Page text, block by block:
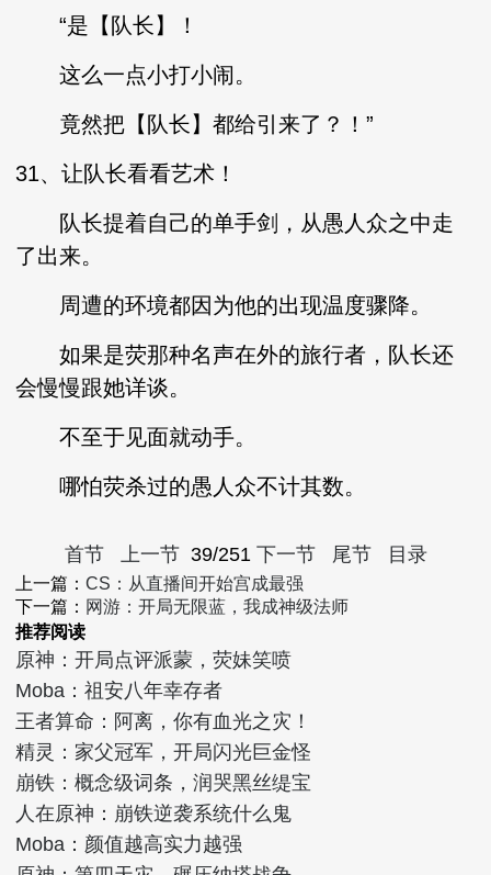
“是【队长】！
这么一点小打小闹。
竟然把【队长】都给引来了？！”
31、让队长看看艺术！
队长提着自己的单手剑，从愚人众之中走
了出来。
周遭的环境都因为他的出现温度骤降。
如果是荧那种名声在外的旅行者，队长还
会慢慢跟她详谈。
不至于见面就动手。
哪怕荧杀过的愚人众不计其数。
首节 上一节 39/251 下一节 尾节 目录
上一篇：CS：从直播间开始宫成最强
下一篇： 网游：开局无限蓝，我成神级法师
推荐阅读
原神：开局点评派蒙，荧妹笑喷
Moba：祖安八年幸存者
王者算命：阿离，你有血光之灾！
精灵：家父冠军，开局闪光巨金怪
崩铁：概念级词条，润哭黑丝缇宝
人在原神：崩铁逆袭系统什么鬼
Moba：颜值越高实力越强